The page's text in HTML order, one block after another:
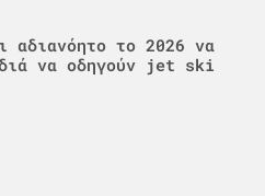
αδιανόητο το 2026 να
να οδηγούν jet ski